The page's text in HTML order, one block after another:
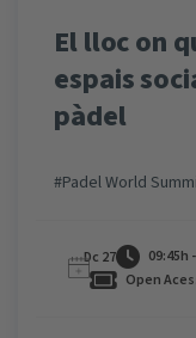
El lloc on
espais
pàdel
#Padel World
Dc 27 09:45h
Open